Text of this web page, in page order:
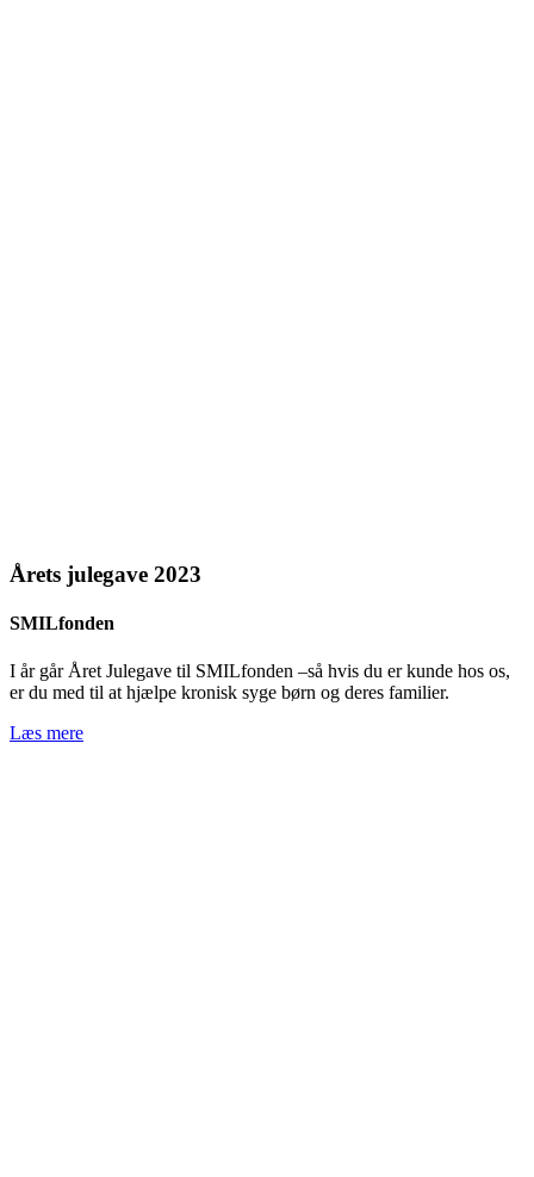
Årets julegave 2023
SMILfonden
I år går Året Julegave til SMILfonden –så hvis du er kunde hos os,
er du med til at hjælpe kronisk syge børn og deres familier.
Læs mere